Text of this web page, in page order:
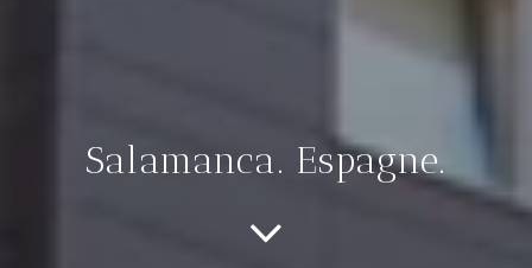
Salamanca. Espagne.